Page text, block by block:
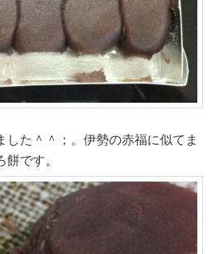
した＾＾；。伊勢の赤福に似てま
です。